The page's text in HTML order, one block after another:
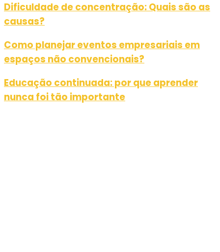
Dificuldade de concentração: Quais são as
causas?
Como planejar eventos empresariais em
espaços não convencionais?
Educação continuada: por que aprender
nunca foi tão importante